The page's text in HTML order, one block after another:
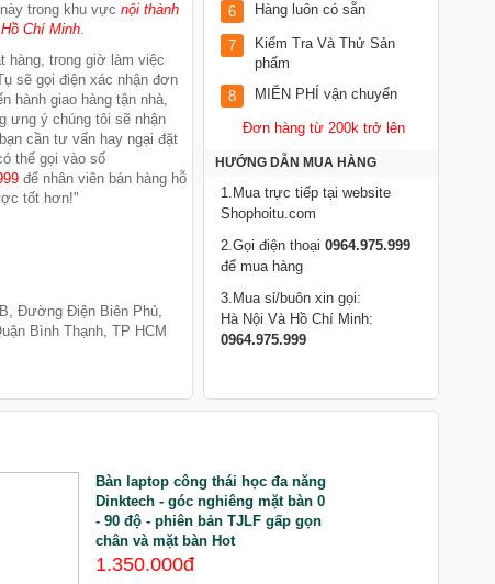
trong khu vực nội thành
Chí Minh.
hàng, trong giờ làm việc
sẽ gọi điện xác nhận đơn
hành giao hàng tận nhà,
ưng ý chúng tôi sẽ nhận
cần tư vấn hay ngại đặt
thể gọi vào số
để nhân viên bán hàng hỗ
tốt hơn!"
Đường Điện Biên Phủ,
Bình Thạnh, TP HCM
6 Hàng luôn có sẵn
7
Kiểm Tra Và Thử Sản
phẩm
8
MIỄN PHÍ vận chuyển
Đơn hàng từ 200k trở lên
HƯỚNG DẪN MUA HÀNG
1.Mua trực tiếp tại website
Shophoitu.com
2.Gọi điện thoại 0964.975.999
để mua hàng
3.Mua sỉ/buôn xin gọi:
Hà Nội Và Hồ Chí Minh:
0964.975.999
Bàn laptop công thái học đa năng
Dinktech - góc nghiêng mặt bàn 0
- 90 độ - phiên bản TJLF gấp gọn
chân và mặt bàn Hot
1.350.000đ